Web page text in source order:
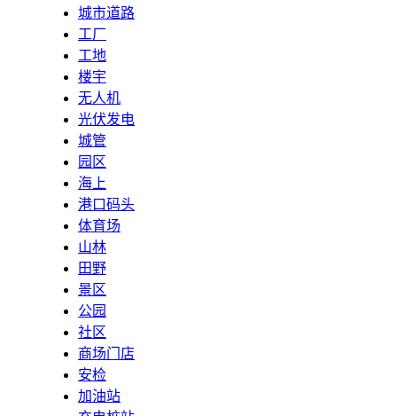
城市道路
工厂
工地
楼宇
无人机
光伏发电
城管
园区
海上
港口码头
体育场
山林
田野
景区
公园
社区
商场门店
安检
加油站